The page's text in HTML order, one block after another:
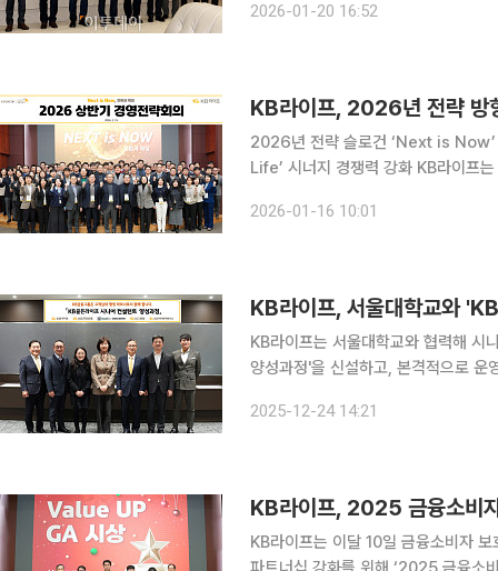
결정 부담을 낮추고 보다 체계적인 노
2026-01-20 16:52
KB라이프, 2026년 전략 방
2026년 전략 슬로건 ‘Next is Now’
Life’ 시너지 경쟁력 강화 KB라이프는 이달 15일 정문철 대표이사 사장을 비롯해 KB라이프, KB라
상반기 경영전략회의를 개최’했다고
2026-01-16 10:01
KB라이프, 서울대학교와
KB라이프는 서울대학교와 협력해 시
양성과정'을 신설하고, 본격적으로 운영에 나선다고 24
행사에는 정문철 KB라이프 대표이사
2025-12-24 14:21
KB라이프, 2025 금융소비
KB라이프는 이달 10일 금융소비자